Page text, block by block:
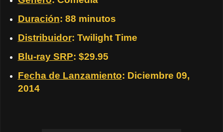
Duración: 88 minutos
Distribuidor: Twilight Time
Blu-ray SRP: $29.95
Fecha de Lanzamiento: Diciembre 09,
2014